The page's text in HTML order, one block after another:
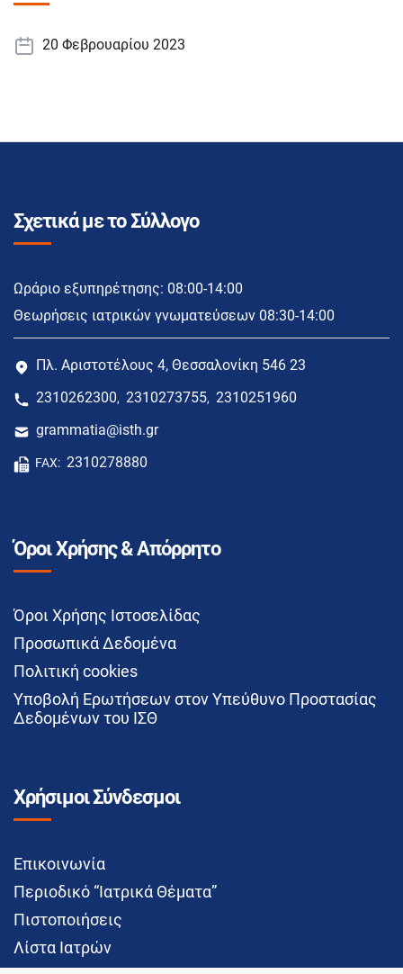
20 Φεβρουαρίου 2023
Σχετικά με το Σύλλογο
Ωράριο εξυπηρέτησης: 08:00-14:00
Θεωρήσεις ιατρικών γνωματεύσεων 08:30-14:00
Πλ. Αριστοτέλους 4, Θεσσαλονίκη 546 23
2310262300, 2310273755, 2310251960
grammatia@isth.gr
FAX: 2310278880
Όροι Χρήσης & Απόρρητο
Όροι Χρήσης Ιστοσελίδας
Προσωπικά Δεδομένα
Πολιτική cookies
Υποβολή Ερωτήσεων στον Υπεύθυνο Προστασίας
Δεδομένων του ΙΣΘ
Χρήσιμοι Σύνδεσμοι
Επικοινωνία
Περιοδικό “Ιατρικά Θέματα”
Πιστοποιήσεις
Λίστα Ιατρών